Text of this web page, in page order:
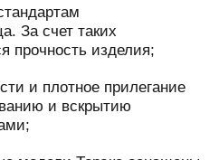
За счет таких
прочность изделия;
и плотное прилегание
и вскрытию